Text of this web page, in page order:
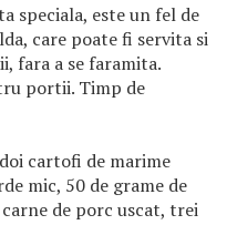
speciala, este un fel de
care poate fi servita si
fara a se faramita.
portii. Timp de
cartofi de marime
mic, 50 de grame de
de porc uscat, trei